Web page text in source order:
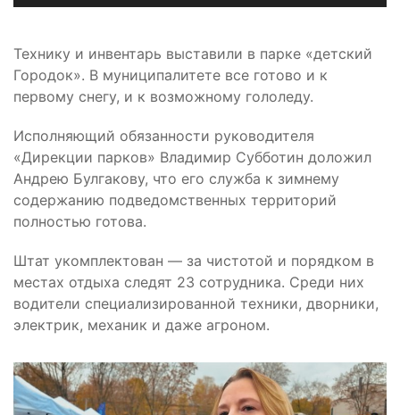
Технику и инвентарь выставили в парке «детский
Городок». В муниципалитете все готово и к
первому снегу, и к возможному гололеду.
Исполняющий обязанности руководителя
«Дирекции парков» Владимир Субботин доложил
Андрею Булгакову, что его служба к зимнему
содержанию подведомственных территорий
полностью готова.
Штат укомплектован — за чистотой и порядком в
местах отдыха следят 23 сотрудника. Среди них
водители специализированной техники, дворники,
электрик, механик и даже агроном.